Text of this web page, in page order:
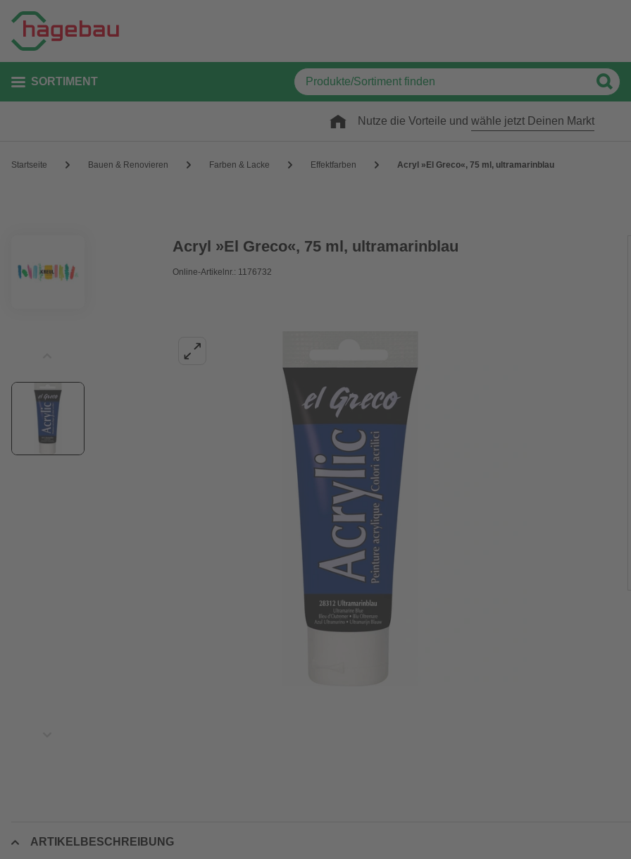
SORTIMENT
Nutze die Vorteile und wähle jetzt Deinen Markt
Startseite Bauen & Renovieren Farben & Lacke Effektfarben Acryl »El Greco«, 75 ml, ultramarinblau
Acryl »El Greco«, 75 ml, ultramarinblau
Online-Artikelnr.: 1176732
ARTIKELBESCHREIBUNG